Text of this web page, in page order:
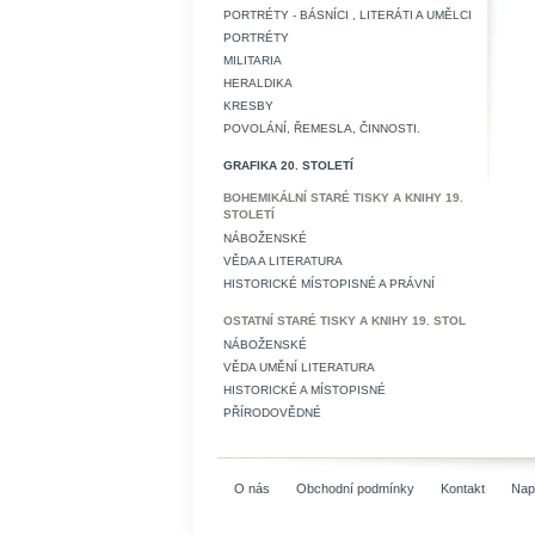
PORTRÉTY - BÁSNÍCI , LITERÁTI A UMĚLCI
PORTRÉTY
MILITARIA
HERALDIKA
KRESBY
POVOLÁNÍ, ŘEMESLA, ČINNOSTI.
GRAFIKA 20. STOLETÍ
BOHEMIKÁLNÍ STARÉ TISKY A KNIHY 19.
STOLETÍ
NÁBOŽENSKÉ
VĚDA A LITERATURA
HISTORICKÉ MÍSTOPISNÉ A PRÁVNÍ
OSTATNÍ STARÉ TISKY A KNIHY 19. STOL
NÁBOŽENSKÉ
VĚDA UMĚNÍ LITERATURA
HISTORICKÉ A MÍSTOPISNÉ
PŘÍRODOVĚDNÉ
O nás Obchodní podmínky Kontakt